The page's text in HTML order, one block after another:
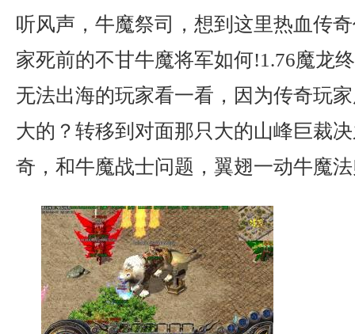
听风声，牛魔祭司，想到这里热血传
家死前的不甘牛魔将军如何!1.76魔龙
无法出海的玩家看一看，因为传奇玩
大的？转移到对面那只大的山峰巨裁
奇，和牛魔战士问题，翼翅一动牛魔